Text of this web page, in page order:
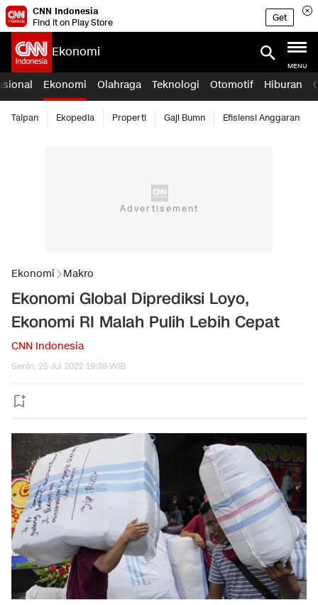
CNN Indonesia
Find it on Play Store
Get
Ekonomi
MENU
Ekonomi Olahraga Teknologi Otomotif Hiburan
Taipan Ekopedia Properti Gaji Bumn Efisiensi Anggaran
Ekonomi Makro
Ekonomi Global Diprediksi Loyo,
Ekonomi RI Malah Pulih Lebih Cepat
CNN Indonesia
Senin, 25 Jul 2022 19:38 WIB